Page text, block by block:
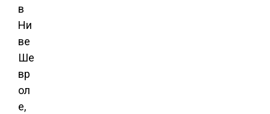
в
Ни
ве
Ше
вр
ол
е,